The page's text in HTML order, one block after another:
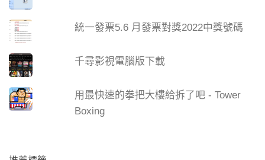
統一發票5.6 月發票對獎2022中獎號碼
千尋影視電腦版下載
用最快速的拳把大樓給拆了吧 - Tower
Boxing